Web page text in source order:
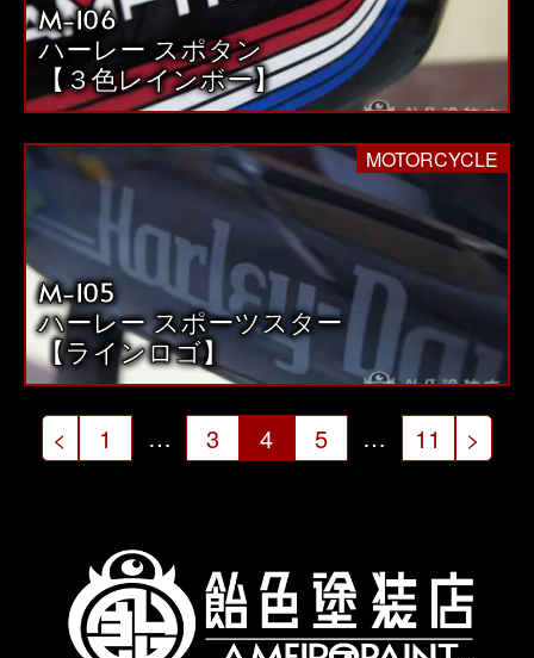
M-106
ハーレー スポタン
【３色レインボー】
MOTORCYCLE
M-105
ハーレー スポーツスター
【ラインロゴ】
投
稿
ジ
< 1 … 3 4 5 … 11 >